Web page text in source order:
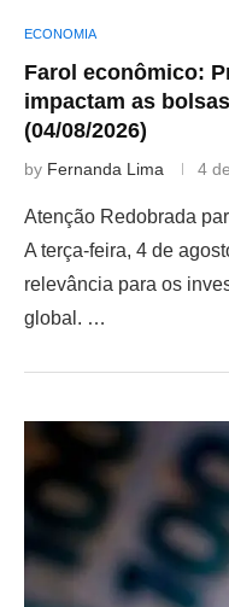
ECONOMIA
Farol econômico:
impactam as
(04/08/2026)
by Fernanda Lima 4
Atenção Redobrada
A terça-feira, 4 de
relevância para os
global. …